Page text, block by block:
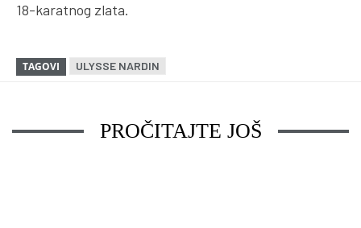
18-karatnog zlata.
TAGOVI ULYSSE NARDIN
PROČITAJTE JOŠ